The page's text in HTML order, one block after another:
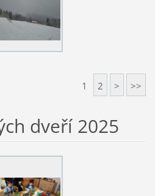
1 2 > >>
dveří 2025